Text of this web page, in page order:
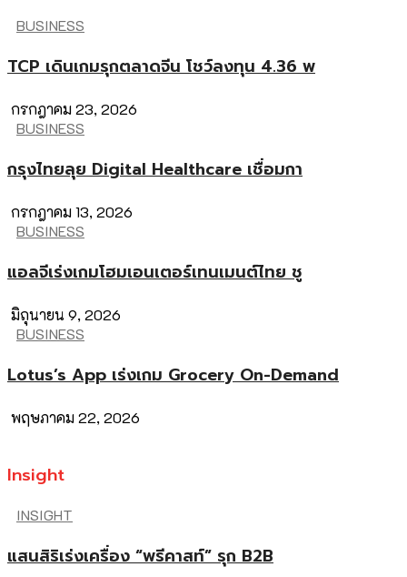
BUSINESS
TCP เดินเกมรุกตลาดจีน โชว์ลงทุน 4.36 พ
กรกฎาคม 23, 2026
BUSINESS
กรุงไทยลุย Digital Healthcare เชื่อมกา
กรกฎาคม 13, 2026
BUSINESS
แอลจีเร่งเกมโฮมเอนเตอร์เทนเมนต์ไทย ชู
มิถุนายน 9, 2026
BUSINESS
Lotus’s App เร่งเกม Grocery On-Demand
พฤษภาคม 22, 2026
Insight
INSIGHT
แสนสิริเร่งเครื่อง “พรีคาสท์” รุก B2B